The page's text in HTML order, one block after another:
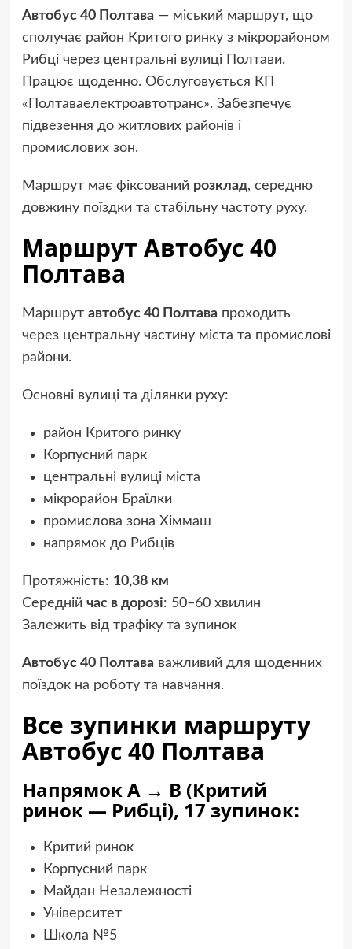
Автобус 40 Полтава— міський маршрут, що
сполучає район Критого ринку з мікрорайоном
Рибці через центральні вулиці Полтави.
Працює щоденно. Обслуговується КП
«Полтаваелектроавтотранс». Забезпечує
підвезення до житлових районів і
промислових зон.
Маршрут має фіксований розклад, середню
довжину поїздки та стабільну частоту руху.
Маршрут Автобус 40
Полтава
Маршрут автобус 40 Полтавапроходить
через центральну частину міста та промислові
райони.
Основні вулиці та ділянки руху:
район Критого ринку
Корпусний парк
центральні вулиці міста
мікрорайон Браїлки
промислова зона Хіммаш
напрямок до Рибців
Протяжність: 10,38 км
Середній час в дорозі: 50–60 хвилин
Залежить від трафіку та зупинок
Автобус 40 Полтававажливий для щоденних
поїздок на роботу та навчання.
Все зупинки маршруту
Автобус 40 Полтава
Напрямок A → B (Критий
ринок — Рибці), 17 зупинок:
Критий ринок
Корпусний парк
Майдан Незалежності
Університет
Школа №5